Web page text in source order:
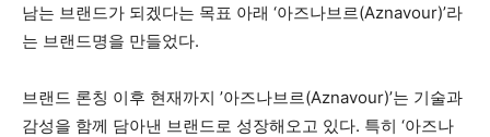
남는 브랜드가 되겠다는 목표 아래 ‘아즈나브르(Aznavour)’라
는 브랜드명을 만들었다.
브랜드 론칭 이후 현재까지 ’아즈나브르(Aznavour)’는 기술과
감성을 함께 담아낸 브랜드로 성장해오고 있다. 특히 ‘아즈나